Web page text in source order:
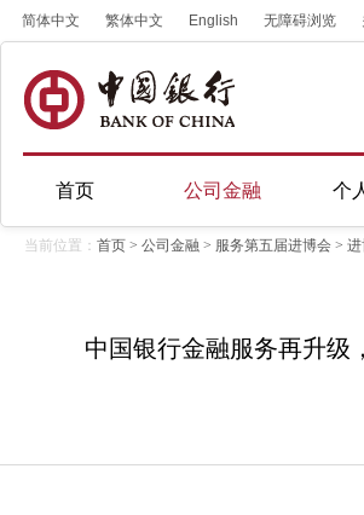
简体中文 繁体中文 English 无障碍浏览
首页 公司金融 个
当前位置： 首页 > 公司金融 > 服务第五届进博会 > 进
中国银行金融服务再升级